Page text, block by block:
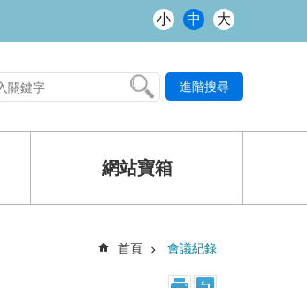
小 中 大
進階搜尋
網站寶箱
首頁 會議紀錄